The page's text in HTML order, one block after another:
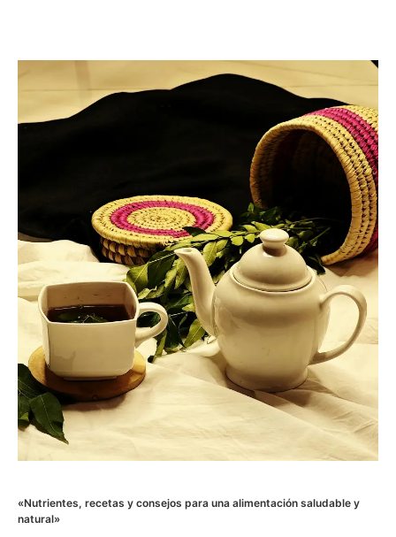
«Nutrientes, recetas y consejos para una alimentación saludable y
natural»